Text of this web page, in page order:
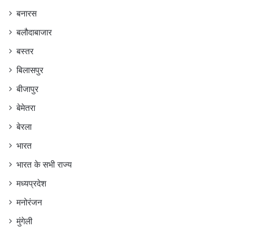
बनारस
बलौदाबाजार
बस्तर
बिलासपुर
बीजापुर
बेमेतरा
बेरला
भारत
भारत के सभी राज्य
मध्यप्रदेश
मनोरंजन
मुंगेली